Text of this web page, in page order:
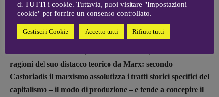
ragioni del suo distacco teorico da Marx: secondo
Castoriadis il marxismo assolutizza i tratti storici specifici del
capitalismo – il modo di produzione – e tende a concepire il
di TUTTI i cookie. Tuttavia, puoi visitare "Impostazioni
cookie" per fornire un consenso controllato.
Gestisci i Cookie Accetto tutti Rifiuto tutti